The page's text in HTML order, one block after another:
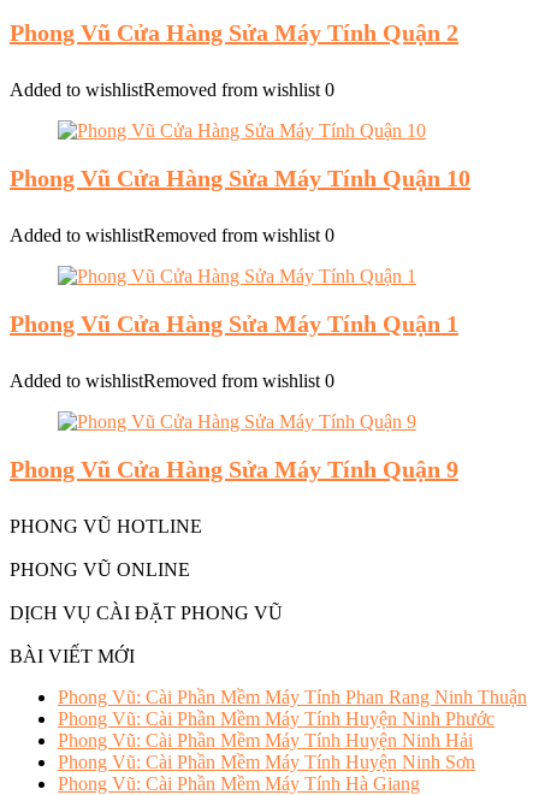
Phong Vũ Cửa Hàng Sửa Máy Tính Quận 2
Added to wishlistRemoved from wishlist 0
Phong Vũ Cửa Hàng Sửa Máy Tính Quận 10
Added to wishlistRemoved from wishlist 0
Phong Vũ Cửa Hàng Sửa Máy Tính Quận 1
Added to wishlistRemoved from wishlist 0
Phong Vũ Cửa Hàng Sửa Máy Tính Quận 9
PHONG VŨ HOTLINE
PHONG VŨ ONLINE
DỊCH VỤ CÀI ĐẶT PHONG VŨ
BÀI VIẾT MỚI
Phong Vũ: Cài Phần Mềm Máy Tính Phan Rang Ninh Thuận
Phong Vũ: Cài Phần Mềm Máy Tính Huyện Ninh Phước
Phong Vũ: Cài Phần Mềm Máy Tính Huyện Ninh Hải
Phong Vũ: Cài Phần Mềm Máy Tính Huyện Ninh Sơn
Phong Vũ: Cài Phần Mềm Máy Tính Hà Giang